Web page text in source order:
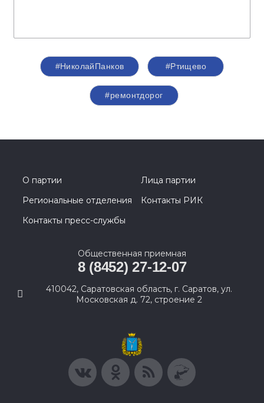
#НиколайПанков #Ртищево
#ремонтдорог
О партии
Лица партии
Региональные отделения
Контакты РИК
Контакты пресс-службы
Общественная приемная
8 (8452) 27-12-07
410042, Саратовская область, г. Саратов, ул.
Московская д. 72, строение 2